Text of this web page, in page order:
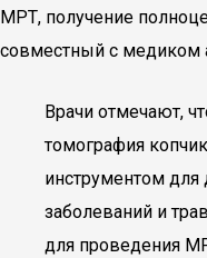
МРТ, получение
совместный с медиком
Врачи отмечают,
томография
инструментом для
заболеваний и
для проведения